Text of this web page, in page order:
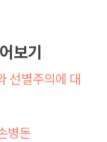
보기
선별주의에 대
병돈